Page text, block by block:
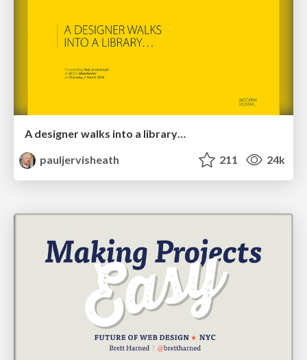
A designer walks into a library…
pauljervisheath
211 24k